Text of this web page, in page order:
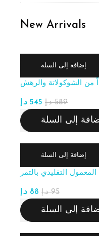
New Arrivals
إضافة إلى السلة
من الشوكولاتة والرهش
589 د.إ 545 د.إ
إلى السلة
إضافة إلى السلة
المعمول التقليدي بالتمر
95 د.إ 88 د.إ
إلى السلة